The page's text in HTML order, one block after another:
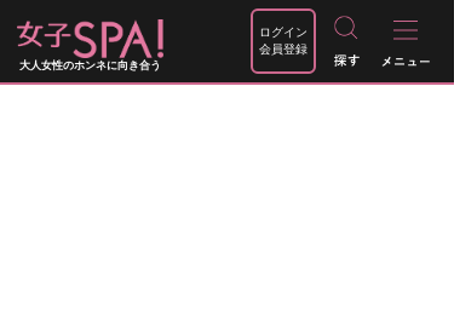
大人女性のホンネに向き合う
ログイン
会員登録